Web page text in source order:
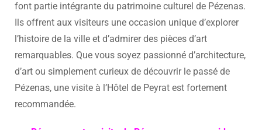
font partie intégrante du patrimoine culturel de Pézenas.
Ils offrent aux visiteurs une occasion unique d’explorer
l’histoire de la ville et d’admirer des pièces d’art
remarquables. Que vous soyez passionné d’architecture,
d’art ou simplement curieux de découvrir le passé de
Pézenas, une visite à l’Hôtel de Peyrat est fortement
recommandée.